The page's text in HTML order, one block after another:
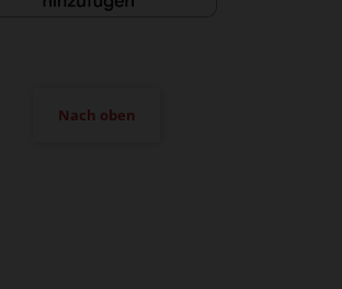
Nach oben